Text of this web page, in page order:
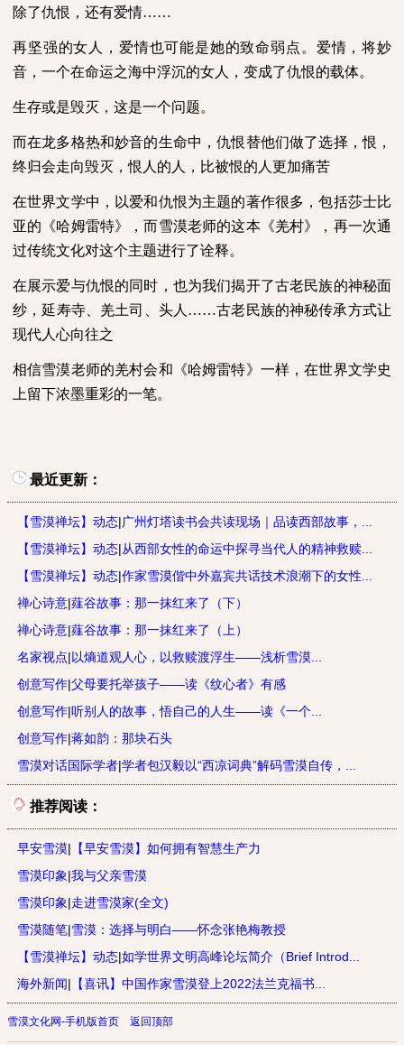
除了仇恨，还有爱情……
再坚强的女人，爱情也可能是她的致命弱点。爱情，将妙
音，一个在命运之海中浮沉的女人，变成了仇恨的载体。
生存或是毁灭，这是一个问题。
而在龙多格热和妙音的生命中，仇恨替他们做了选择，恨，
终归会走向毁灭，恨人的人，比被恨的人更加痛苦
在世界文学中，以爱和仇恨为主题的著作很多，包括莎士比
亚的《哈姆雷特》，而雪漠老师的这本《羌村》，再一次通
过传统文化对这个主题进行了诠释。
在展示爱与仇恨的同时，也为我们揭开了古老民族的神秘面
纱，延寿寺、羌土司、头人……古老民族的神秘传承方式让
现代人心向往之
相信雪漠老师的羌村会和《哈姆雷特》一样，在世界文学史
上留下浓墨重彩的一笔。
最近更新：
【雪漠禅坛】动态|广州灯塔读书会共读现场｜品读西部故事，...
【雪漠禅坛】动态|从西部女性的命运中探寻当代人的精神救赎...
【雪漠禅坛】动态|作家雪漠偕中外嘉宾共话技术浪潮下的女性...
禅心诗意|薤谷故事：那一抹红来了（下）
禅心诗意|薤谷故事：那一抹红来了（上）
名家视点|以熵道观人心，以救赎渡浮生——浅析雪漠...
创意写作|父母要托举孩子——读《纹心者》有感
创意写作|听别人的故事，悟自己的人生——读《一个...
创意写作|蒋如韵：那块石头
雪漠对话国际学者|学者包汉毅以“西凉词典”解码雪漠自传，...
推荐阅读：
早安雪漠| 【早安雪漠】如何拥有智慧生产力
雪漠印象|我与父亲雪漠
雪漠印象|走进雪漠家(全文)
雪漠随笔|雪漠：选择与明白——怀念张艳梅教授
【雪漠禅坛】动态|如学世界文明高峰论坛简介（Brief Introd...
海外新闻| 【喜讯】中国作家雪漠登上2022法兰克福书...
雪漠文化网-手机版首页 返回顶部